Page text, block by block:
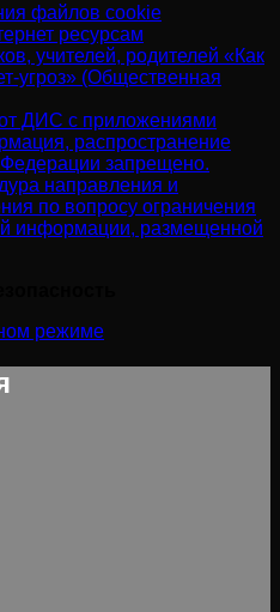
файлов cookie
ресурсам
учителей, родителей «Как
угроз» (Общественная
ДИС с приложениями
распространение
Федерации запрещено.
направления и
по вопросу ограничения
информации, размещенной
режиме